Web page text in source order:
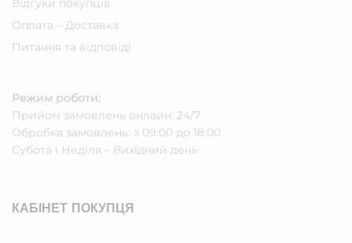
Відгуки покупців
Оплата – Доставка
Питання та відповіді
Режим роботи:
Прийом замовлень онлайн: 24/7
Обробка замовлень: з 09:00 до 18:00
Субота i Неділя – Вихідний день
КАБІНЕТ ПОКУПЦЯ